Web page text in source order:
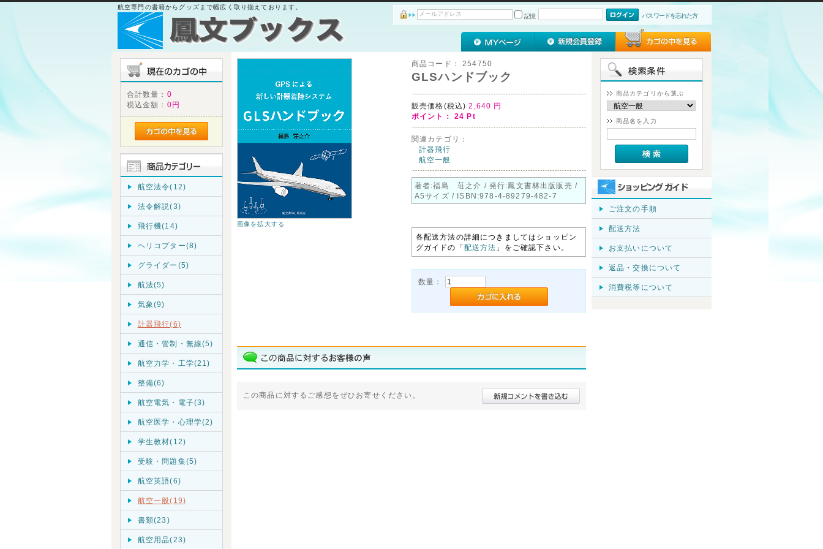
航空専門の書籍からグッズまで幅広く取り揃えております。
記憶
パスワードを忘れた方
合計数量： 0
税込金額： 0円
航空法令(12)
法令解説(3)
飛行機(14)
ヘリコプター(8)
グライダー(5)
航法(5)
気象(9)
計器飛行(6)
通信・管制・無線(5)
航空力学・工学(21)
整備(6)
航空電気・電子(3)
航空医学・心理学(2)
学生教材(12)
受験・問題集(5)
航空英語(6)
航空一般(19)
書類(23)
航空用品(23)
画像を拡大する
商品コード： 254750
GLSハンドブック
販売価格(税込) 2,640 円
ポイント： 24 Pt
関連カテゴリ：
計器飛行
航空一般
著者:福島 荘之介 / 発行:鳳文書林出版販売 /
A5サイズ / ISBN:978-4-89279-482-7
各配送方法の詳細につきましてはショッピン
グガイドの「配送方法 」をご確認下さい。
数量：
この商品に対するご感想をぜひお寄せください。
商品カテゴリから選ぶ
商品名を入力
ご注文の手順
配送方法
お支払いについて
返品・交換について
消費税等について